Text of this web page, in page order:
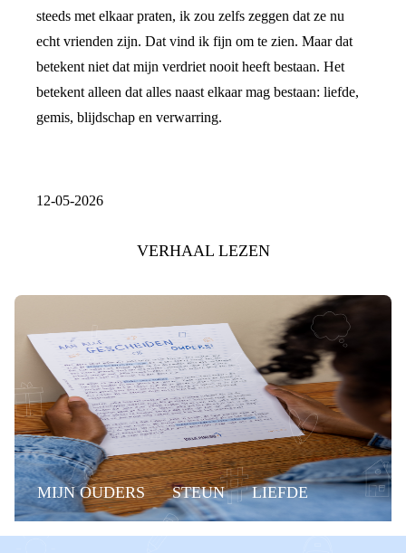
steeds met elkaar praten, ik zou zelfs zeggen dat ze nu
echt vrienden zijn. Dat vind ik fijn om te zien. Maar dat
betekent niet dat mijn verdriet nooit heeft bestaan. Het
betekent alleen dat alles naast elkaar mag bestaan: liefde,
gemis, blijdschap en verwarring.
12-05-2026
VERHAAL LEZEN
MIJN OUDERS STEUN LIEFDE
WAT DE F@#CK?! KANT KIEZEN